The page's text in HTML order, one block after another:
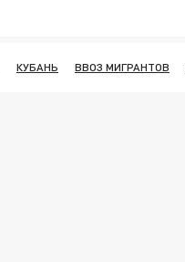
КУБАНЬ ВВОЗ МИГРАНТОВ